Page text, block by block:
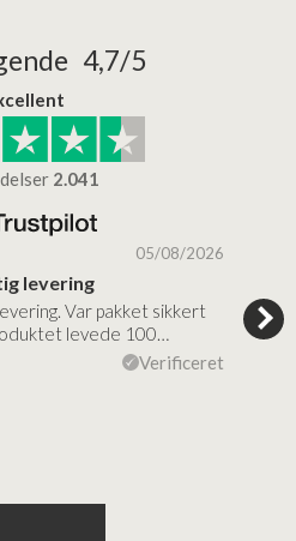
4,7/5
2.041
05/08/2026
levering
Var pakket sikkert
levede 100…
Verificeret